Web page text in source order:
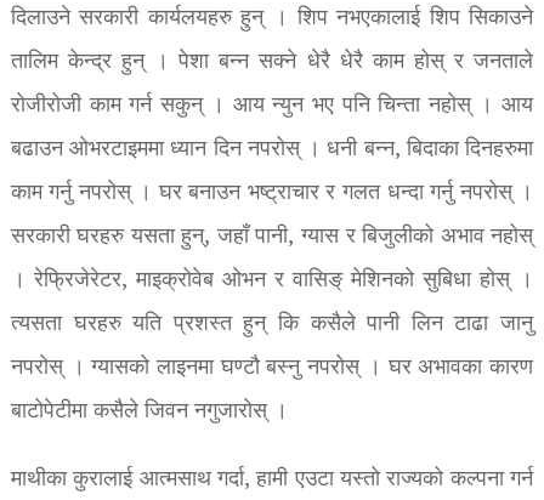
दिलाउने सरकारी कार्यलयहरु हुन् । शिप नभएकालाई शिप सिकाउने
तालिम केन्द्र हुन् । पेशा बन्न सक्ने धेरै धेरै काम होस् र जनताले
रोजीरोजी काम गर्न सकुन् । आय न्युन भए पनि चिन्ता नहोस् । आय
बढाउन ओभरटाइममा ध्यान दिन नपरोस् । धनी बन्न, बिदाका दिनहरुमा
काम गर्नु नपरोस् । घर बनाउन भष्ट्राचार र गलत धन्दा गर्नु नपरोस् ।
सरकारी घरहरु यसता हुन्, जहाँ पानी, ग्यास र बिजुलीको अभाव नहोस्
। रेफ्रिजेरेटर, माइक्रोवेब ओभन र वासिङ् मेशिनको सुबिधा होस् ।
त्यसता घरहरु यति प्रशस्त हुन् कि कसैले पानी लिन टाढा जानु
नपरोस् । ग्यासको लाइनमा घण्टौ बस्नु नपरोस् । घर अभावका कारण
बाटोपेटीमा कसैले जिवन नगुजारोस् ।
माथीका कुरालाई आत्मसाथ गर्दा, हामी एउटा यस्तो राज्यको कल्पना गर्न